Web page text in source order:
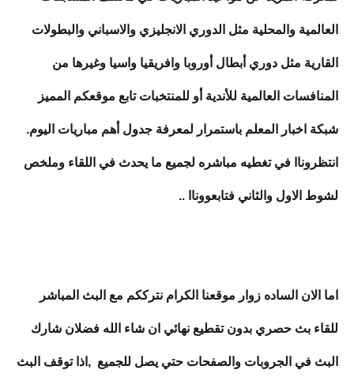
العالمية والمحلية مثل الدوري الانجليزي والاسباني والبطولات
القارية مثل دوري أبطال أوروبا وافريقيا واسيا وغيرها من
المنافسات العالمية للأندية أو للمنتخبات تابع موقعكم المميز
شبكة اخبار المعلم باستمرار لمعرفة جدول أهم مباريات اليوم.
انتظروناا في تغطيه مباشره لجميع ما يحدث في اللقاء وملخص
لشوط الاول والثاني فتابعووناا ..
اما الان الساده زوار موقعنا الكرام نترككم مع البث المباشر
للقاء بث حصري بدون تقطيع نهائي ان شاء الله فضلان شارك
البث في الجروبات والصفحات حتي يصل للجميع ,اذا توقف البث